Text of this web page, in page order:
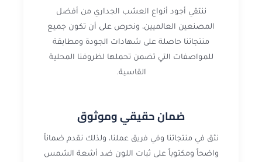
ننتقي أجود أنواع العشب الجداري من أفضل
المصنعين العالميين، ونحرص على أن تكون جميع
منتجاتنا حاصلة على شهادات الجودة ومطابقة
للمواصفات التي تضمن تحملها لظروفنا المحلية
القاسية.
ضمان حقيقي وموثوق
نثق في منتجاتنا وفي فريق عملنا، ولذلك نقدم ضماناً
واضحاً ومكتوباً على ثبات اللون ضد أشعة الشمس